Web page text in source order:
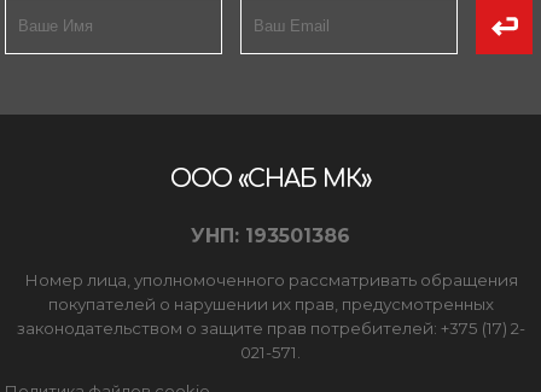
ООО «СНАБ МК»
УНП: 193501386
Номер лица, уполномоченного рассматривать обращения
покупателей о нарушении их прав, предусмотренных
законодательством о защите прав потребителей: +375 (17) 2-
021-571.